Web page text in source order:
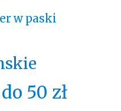
w paski
50 zł